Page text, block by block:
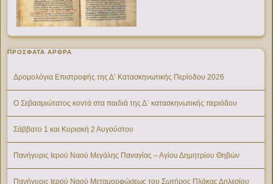
ΠΡΌΣΦΑΤΑ ΆΡΘΡΑ
Δρομολόγια Επιστροφής της Δ’ Κατασκηνωτικής Περίοδου 2026
Ο Σεβασμιώτατος κοντά στα παιδιά της Δ΄ κατασκηνωτικής περιόδου
Σάββατο 1 και Κυριακή 2 Αυγούστου
Πανήγυρις Ιερού Ναού Μεγάλης Παναγίας – Αγίου Δημητρίου Θηβών
Πανήγυρις Ιερού Ναού Μεταμορφώσεως του Σωτήρος Πλάκας Δηλεσίου